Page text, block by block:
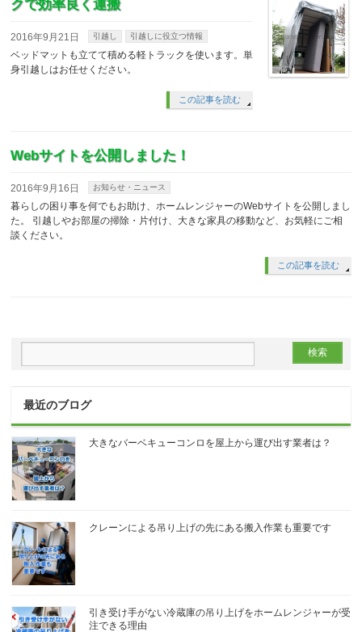
クで効率良く運搬
2016年9月21日 引越し 引越しに役立つ情報
ベッドマットも立てて積める軽トラックを使います。単
身引越しはお任せください。
この記事を読む
Webサイトを公開しました！
2016年9月16日 お知らせ・ニュース
暮らしの困り事を何でもお助け、ホームレンジャーのWebサイトを公開しまし
た。 引越しやお部屋の掃除・片付け、大きな家具の移動など、お気軽にご相
談ください。
この記事を読む
最近のブログ
大きなバーベキューコンロを屋上から運び出す業者は？
クレーンによる吊り上げの先にある搬入作業も重要です
引き受け手がない冷蔵庫の吊り上げをホームレンジャーが受
注できる理由